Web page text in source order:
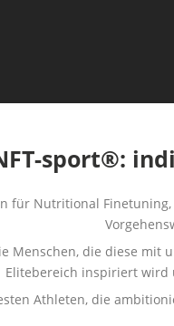
sport®:
für Nutritional
Menschen, die diese mit
Elitebereich inspiriert wird
Athleten, die